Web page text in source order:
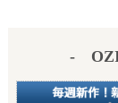
-